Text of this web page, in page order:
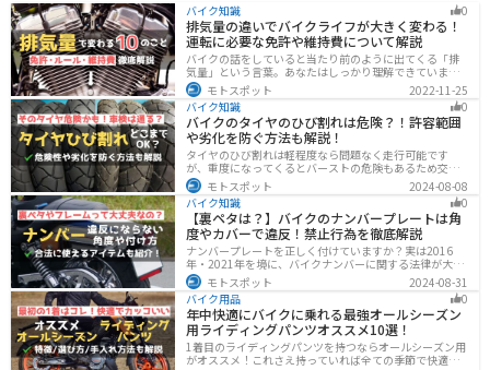
バイク知識 0
排気量の違いでバイクライフが大きく変わる！
運転に必要な免許や維持費について解説
バイクの話をしていると当たり前のように出てくる「排
気量」という言葉。あなたはしっかり理解できています
か？ バイクはクルマと違い、排気量によって必要な免
許・走れる道路の区分・車検の有無などが細かく変わっ
てきます。これらはバイクライフに大きく関わるもので
すので、正しく理解しておきましょう。
モトスポット
2022-11-25
バイク知識
0
バイクのタイヤのひび割れは危険？！許容範囲
や劣化を防ぐ方法も解説！
タイヤのひび割れは軽程度なら問題なく走行可能です
が、重度になってくるとバーストの危険もあるため交換
が必要です。どの程度なら大丈夫なのか、タイヤのひび
割れを防ぐ方法などまとめました。快適安全にバイクに
乗るためにもしっかりとチェックしておきましょう。
モトスポット
2024-08-08
バイク知識
0
【裏ペタは？】バイクのナンバープレートは角
度やカバーで違反！禁止行為を徹底解説
ナンバープレートを正しく付けていますか？実は2016
年・2021年を境に、バイクナンバーに関する法律が大き
く変わっています！角度やカバー、ステーなど昔は大丈
夫でも今は違法になるケースが発生します。正しく理解
して、今一度見直してみましょう。合法で使えるアイテ
ムも紹介します。
モトスポット
2024-08-31
バイク用品
0
年中快適にバイクに乗れる最強オールシーズン
用ライディングパンツオススメ10選！
1着目のライディングパンツを持つならオールシーズン用
がオススメ！これさえ持っていれば全ての季節で快適に